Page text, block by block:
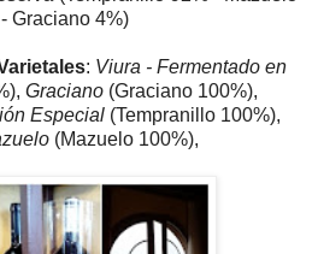
Graciano 4%)
: Viura - Fermentado en
Graciano(Graciano 100%),
Especial (Tempranillo 100%),
(Mazuelo 100%),